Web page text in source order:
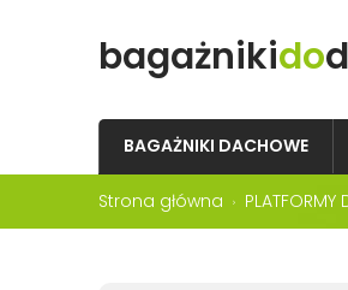
bagażnikido
BAGAŻNIKI DACHOWE
Strona główna PLATFORMY